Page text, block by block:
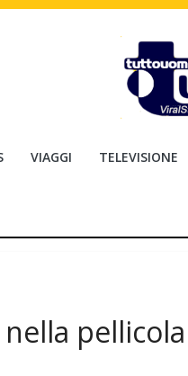
VIAGGI TELEVISIONE
pellicola